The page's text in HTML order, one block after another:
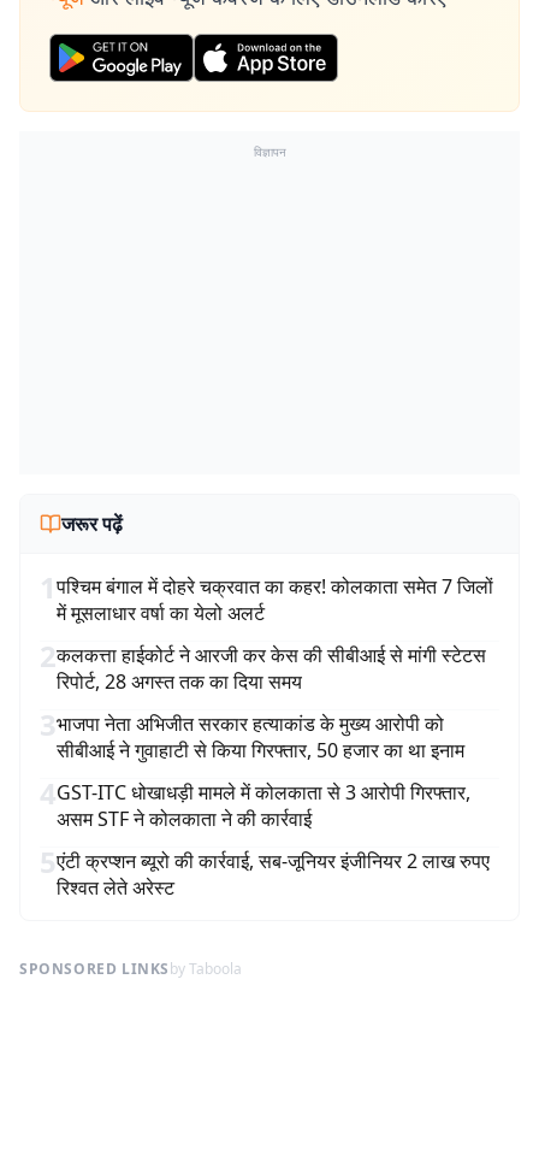
विज्ञापन
जरूर पढ़ें
1पश्चिम बंगाल में दोहरे चक्रवात का कहर! कोलकाता समेत 7 जिलों
में मूसलाधार वर्षा का येलो अलर्ट
2कलकत्ता हाईकोर्ट ने आरजी कर केस की सीबीआई से मांगी स्टेटस
रिपोर्ट, 28 अगस्त तक का दिया समय
3भाजपा नेता अभिजीत सरकार हत्याकांड के मुख्य आरोपी को
सीबीआई ने गुवाहाटी से किया गिरफ्तार, 50 हजार का था इनाम
4GST-ITC धोखाधड़ी मामले में कोलकाता से 3 आरोपी गिरफ्तार,
असम STF ने कोलकाता ने की कार्रवाई
5एंटी क्रप्शन ब्यूरो की कार्रवाई, सब-जूनियर इंजीनियर 2 लाख रुपए
रिश्वत लेते अरेस्ट
SPONSORED LINKSby Taboola